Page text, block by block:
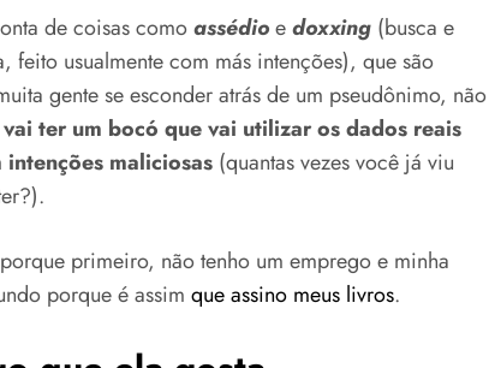
de coisas comoassédioedoxxing (busca e
usualmente com más intenções), que são
gente se esconder atrás de um pseudônimo, não
ter um bocó que vai utilizar os dados reais
maliciosas (quantas vezes você já viu
primeiro, não tenho um emprego e minha
porque é assim que assino meus livros.